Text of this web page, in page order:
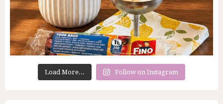
Load More... Follow on Instagram